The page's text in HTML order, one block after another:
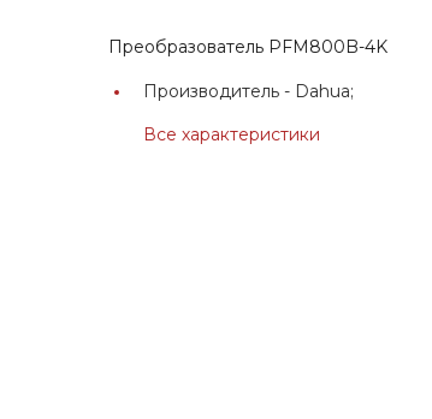
Преобразователь PFM800B-4K
Производитель - Dahua;
Все характеристики